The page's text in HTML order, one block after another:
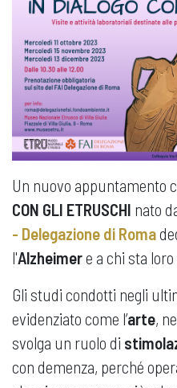
Un nuovo appuntamento
CON GLI ETRUSCHI nato
- Delegazione di Roma
l'Alzheimere a chi sta
Gli studi condotti negli
evidenziato come l’arte,
svolga un ruolo di
con demenza, perché